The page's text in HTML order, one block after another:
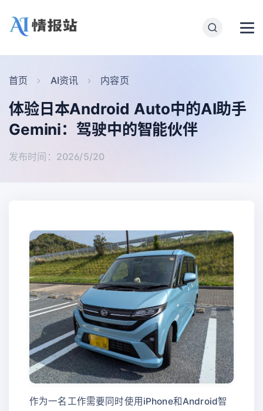
首页 AI资讯 内容页
体验日本Android Auto中的AI助手
Gemini：驾驶中的智能伙伴
发布时间：2026/5/20
作为一名工作需要同时使用iPhone和Android智